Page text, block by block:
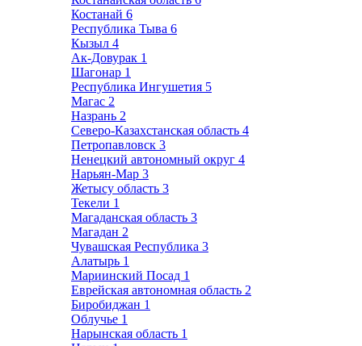
Костанай 6
Республика Тыва 6
Кызыл 4
Ак-Довурак 1
Шагонар 1
Республика Ингушетия 5
Магас 2
Назрань 2
Северо-Казахстанская область 4
Петропавловск 3
Ненецкий автономный округ 4
Нарьян-Мар 3
Жетысу область 3
Текели 1
Магаданская область 3
Магадан 2
Чувашская Республика 3
Алатырь 1
Мариинский Посад 1
Еврейская автономная область 2
Биробиджан 1
Облучье 1
Нарынская область 1